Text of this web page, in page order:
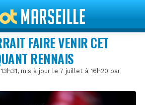
FAIRE VENIR CET
RENNAIS
mis à jour le 7 juillet à 16h20 par